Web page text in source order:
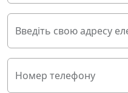
Введіть свою адресу
Номер телефону